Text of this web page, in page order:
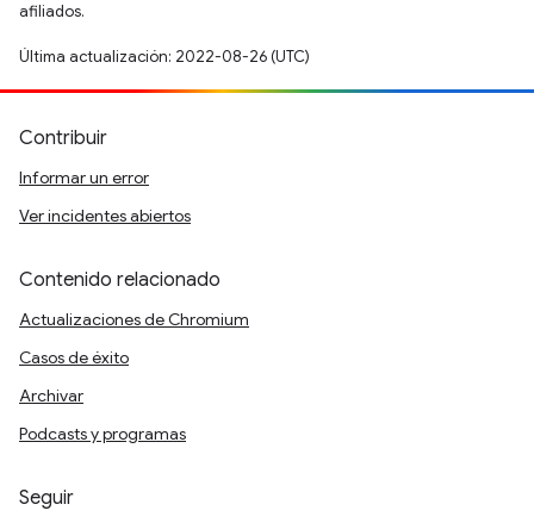
afiliados.
Última actualización: 2022-08-26 (UTC)
Contribuir
Informar un error
Ver incidentes abiertos
Contenido relacionado
Actualizaciones de Chromium
Casos de éxito
Archivar
Podcasts y programas
Seguir